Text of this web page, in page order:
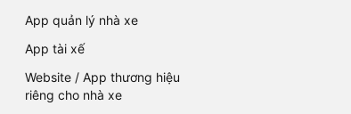
App quản lý nhà xe
App tài xế
Website / App thương hiệu
riêng cho nhà xe